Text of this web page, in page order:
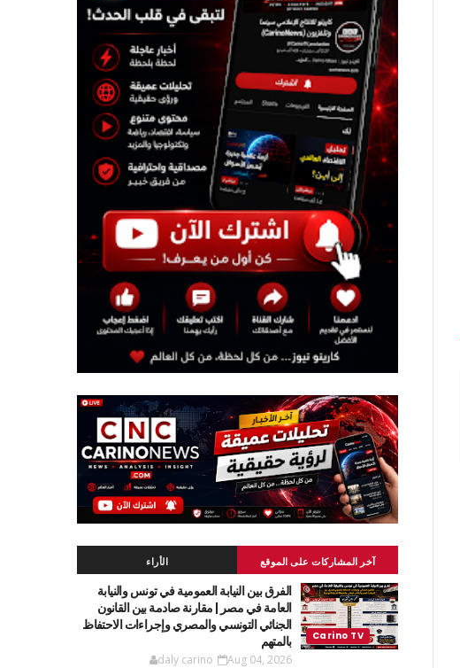
آخر المشاركات على الموقع الأراء
الفرق بين النيابة العمومية في تونس والنيابة
العامة في مصر | مقارنة صادمة بين القانون
الجنائي التونسي والمصري وإجراءات الاحتفاظ
بالمتهم
daly carino Aug 04, 2026